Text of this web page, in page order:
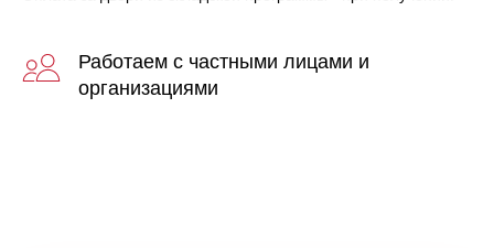
Работаем с частными лицами и
организациями